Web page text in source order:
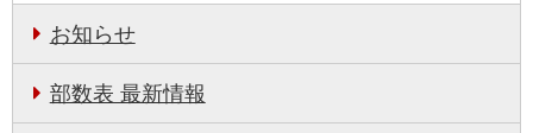
お知らせ
部数表 最新情報